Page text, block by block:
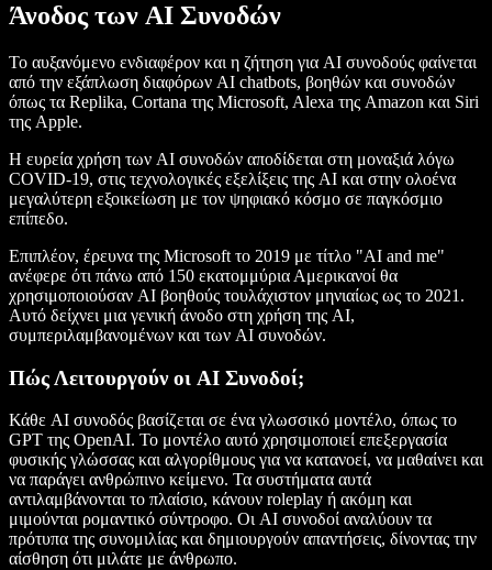
Άνοδος των AI Συνοδών
Το αυξανόμενο ενδιαφέρον και η ζήτηση για AI συνοδούς φαίνεται
από την εξάπλωση διαφόρων AI chatbots, βοηθών και συνοδών
όπως τα Replika, Cortana της Microsoft, Alexa της Amazon και Siri
της Apple.
Η ευρεία χρήση των AI συνοδών αποδίδεται στη μοναξιά λόγω
COVID-19, στις τεχνολογικές εξελίξεις της AI και στην ολοένα
μεγαλύτερη εξοικείωση με τον ψηφιακό κόσμο σε παγκόσμιο
επίπεδο.
Επιπλέον, έρευνα της Microsoft το 2019 με τίτλο "AI and me"
ανέφερε ότι πάνω από 150 εκατομμύρια Αμερικανοί θα
χρησιμοποιούσαν AI βοηθούς τουλάχιστον μηνιαίως ως το 2021.
Αυτό δείχνει μια γενική άνοδο στη χρήση της AI,
συμπεριλαμβανομένων και των AI συνοδών.
Πώς Λειτουργούν οι AI Συνοδοί;
Κάθε AI συνοδός βασίζεται σε ένα γλωσσικό μοντέλο, όπως το
GPT της OpenAI. Το μοντέλο αυτό χρησιμοποιεί επεξεργασία
φυσικής γλώσσας και αλγορίθμους για να κατανοεί, να μαθαίνει και
να παράγει ανθρώπινο κείμενο. Τα συστήματα αυτά
αντιλαμβάνονται το πλαίσιο, κάνουν roleplay ή ακόμη και
μιμούνται ρομαντικό σύντροφο. Οι AI συνοδοί αναλύουν τα
πρότυπα της συνομιλίας και δημιουργούν απαντήσεις, δίνοντας την
αίσθηση ότι μιλάτε με άνθρωπο.